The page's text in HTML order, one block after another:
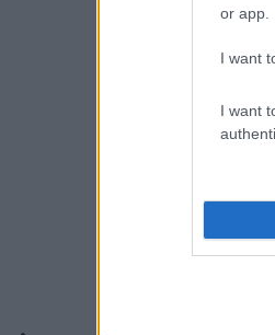
or app.
I want
I want